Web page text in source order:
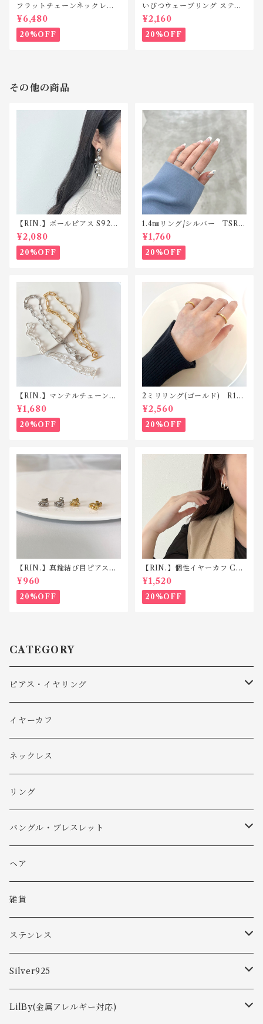
フラットチェーンネックレス
シルバー925 N042
¥6,480
20%OFF
いびつウェーブリング ステン
レス SR010
¥2,160
20%OFF
その他の商品
【RIN.】ボールピアス S925
ポスト TP002
¥2,080
20%OFF
1.4㎜リング/シルバー TSR0
03 サージカルステンレス
¥1,760
20%OFF
【RIN.】マンテルチェーンネ
ックレス N003
¥1,680
20%OFF
2ミリリング(ゴールド) R119
silver925
¥2,560
20%OFF
【RIN.】真鍮結び目ピアス
P130
¥960
20%OFF
【RIN.】個性イヤーカフ C01
7
¥1,520
20%OFF
CATEGORY
ピアス・イヤリング
ピアス
イヤリング
イヤーカフ
ネックレス
リング
バングル・ブレスレット
バングル
ブレスレット
ヘア
雑貨
ステンレス
ピアス
ネックレス
Silver925
ピアス
LilBy(金属アレルギー対応)